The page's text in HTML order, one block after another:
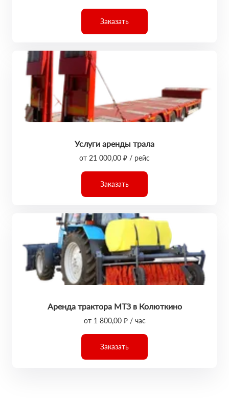
Заказать
Услуги аренды трала
от 21 000,00 ₽ / рейс
Заказать
Аренда трактора МТЗ в Колюткино
от 1 800,00 ₽ / час
Заказать